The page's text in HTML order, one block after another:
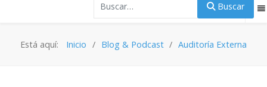
Buscar
Está aquí: Inicio Blog & Podcast Auditoría Externa